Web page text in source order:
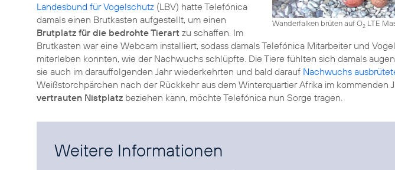
Wanderfalken brüten auf O2LTE
Landesbund für Vogelschutz (LBV) hatte Telefónica
damals einen Brutkasten aufgestellt, um einen
Brutplatz für die bedrohte Tierart zu schaffen. Im
Brutkasten war eine Webcam installiert, sodass damals Telefónica Mitarbeiter und
miterleben konnten, wie der Nachwuchs schlüpfte. Die Tiere fühlten sich damals
sie auch im darauffolgenden Jahr wiederkehrten und bald darauf Nachwuchs
Weißstorchpärchen nach der Rückkehr aus dem Winterquartier Afrika im kommenden
vertrauten Nistplatz beziehen kann, möchte Telefónica nun Sorge tragen.
Weitere Informationen